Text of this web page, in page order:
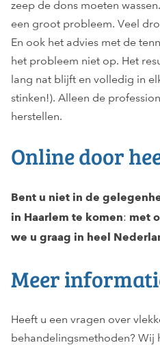
zeep de dons moeten
een groot probleem. Veel
En ook het advies met de
het probleem niet op. Het
lang nat blijft en volledig in
stinken!). Alleen de
herstellen.
Online door
Bent u niet in de
in Haarlem te komen: met
we u graag in heel
Meer
Heeft u een vragen over
behandelingsmethoden? Wij